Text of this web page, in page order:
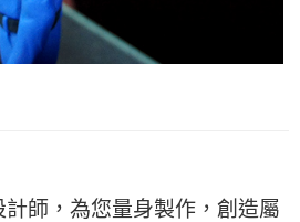
師，為您量身製作，創造屬